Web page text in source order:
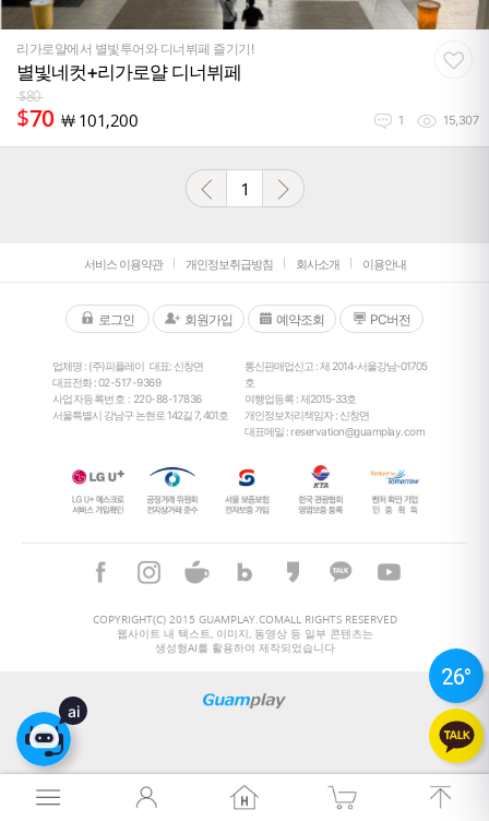
리가로얄에서 별빛투어와 디너뷔페 즐기기!
별빛네컷+리가로얄 디너뷔페
$80
$70 ￦ 101,200 1 15,307
1
서비스 이용약관 개인정보취급방침 회사소개 이용안내
로그인 회원가입 예약조회 PC버전
업체명 : (주)피플레이 대표: 신창면
대표전화 :02-517-9369
사업자등록번호 : 220-88-17836
서울특별시 강남구 논현로 142길 7, 401호
통신판매업신고 : 제 2014-서울강남-01705
호
여행업등록 : 제2015-33호
개인정보처리책임자 : 신창면
대표메일 :reservation@guamplay.com
COPYRIGHT(C) 2015 GUAMPLAY.COMALL RIGHTS RESERVED
웹사이트 내 텍스트, 이미지, 동영상 등 일부 콘텐츠는
생성형AI를 활용하여 제작되었습니다
26°
ai